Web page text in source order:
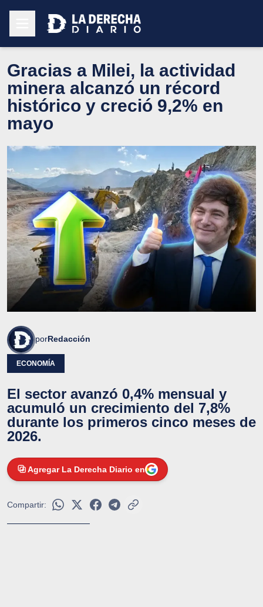
Gracias a Milei, la actividad
minera alcanzó un récord
histórico y creció 9,2% en
mayo
porRedacción
ECONOMÍA
El sector avanzó 0,4% mensual y
acumuló un crecimiento del 7,8%
durante los primeros cinco meses de
2026.
Agregar La Derecha Diario en
Compartir: